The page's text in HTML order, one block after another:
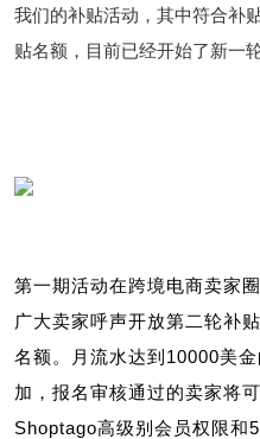
我们的补贴活动，其中符合补
贴名额，目前已经开始了新一
第一期活动在跨境电商卖家
广大卖家呼声开放第二轮补
名额。月流水达到10000美
加，报名审核通过的卖家将
Shoptago高级别会员权限和